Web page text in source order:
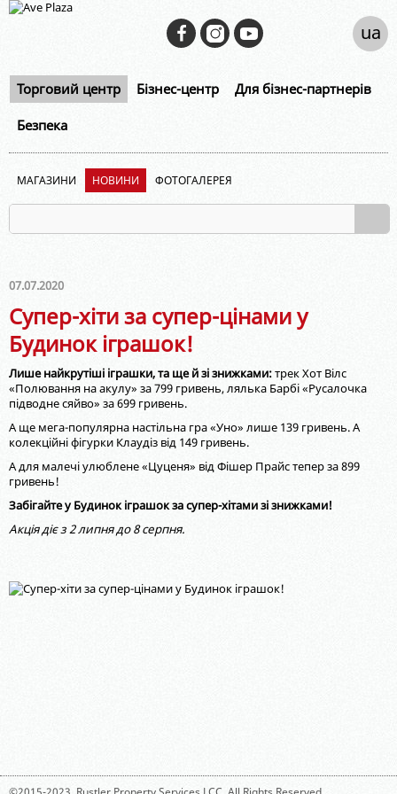
Торговий центр Бізнес-центр Для бізнес-партнерів
Безпека
ua
МАГАЗИНИ НОВИНИ ФОТОГАЛЕРЕЯ
07.07.2020
Супер-хіти за супер-цінами у
Будинок іграшок!
Лише найкрутіші іграшки, та ще й зі знижками:трек Хот Вілс
«Полювання на акулу» за 799 гривень, лялька Барбі «Русалочка
підводне сяйво» за 699 гривень.
А ще мега-популярна настільна гра «Уно» лише 139 гривень. А
колекційні фігурки Клаудіз від 149 гривень.
А для малечі улюблене «Цуценя» від Фішер Прайс тепер за 899
гривень!
Забігайте у Будинок іграшок за супер-хітами зі знижками!
Акція діє з 2 липня до 8 серпня.